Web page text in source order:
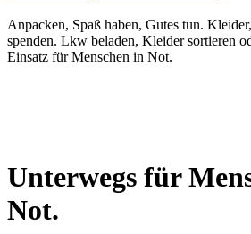
Anpacken, Spaß haben, Gutes tun.
spenden. Lkw beladen, Kleider sortieren
Einsatz für Menschen in Not.
Unterwegs für
Not.